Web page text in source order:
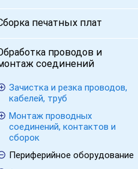
печатных плат
проводов и
соединений
Зачистка и резка проводов,
кабелей, труб
Монтаж проводных
соединений, контактов и
сборок
Периферийное оборудование